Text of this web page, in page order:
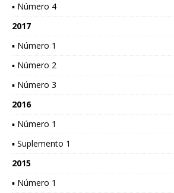
▪ Número 4
2017
▪ Número 1
▪ Número 2
▪ Número 3
2016
▪ Número 1
▪ Suplemento 1
2015
▪ Número 1